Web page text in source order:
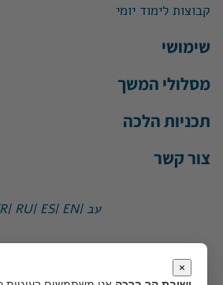
קבוצות לימוד יומי
שימושי
מסלולי המשך
תכניות הלכה
צור קשר
עב |EN |
ES |
RU |
×